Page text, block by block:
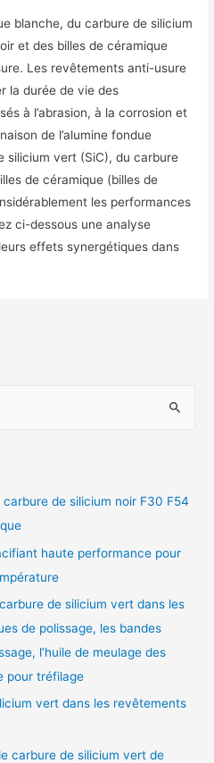
blanche, du carbure de silicium
et des billes de céramique
Les revêtements anti-usure
la durée de vie des
à l’abrasion, à la corrosion et
de l’alumine fondue
silicium vert (SiC), du carbure
de céramique (billes de
les performances
ci-dessous une analyse
effets synergétiques dans
de silicium noir F30 F54
haute performance pour
de silicium vert dans les
de polissage, les bandes
l’huile de meulage des
pour tréfilage
vert dans les revêtements
carbure de silicium vert de